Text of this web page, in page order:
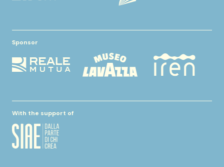
Sponsor
With the support of